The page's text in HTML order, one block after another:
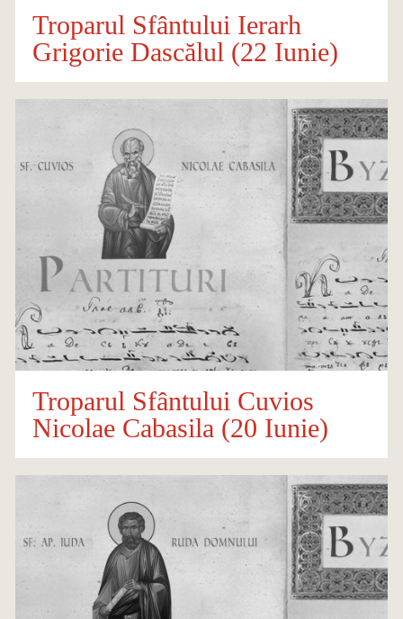
Troparul Sfântului Ierarh
Grigorie Dascălul (22 Iunie)
Troparul Sfântului Cuvios
Nicolae Cabasila (20 Iunie)